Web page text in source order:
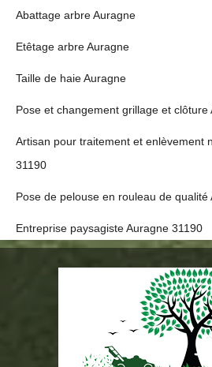
Abattage arbre Auragne
Etêtage arbre Auragne
Taille de haie Auragne
Pose et changement grillage et clôture
Artisan pour traitement et enlèvement
31190
Pose de pelouse en rouleau de qualité
Entreprise paysagiste Auragne 31190